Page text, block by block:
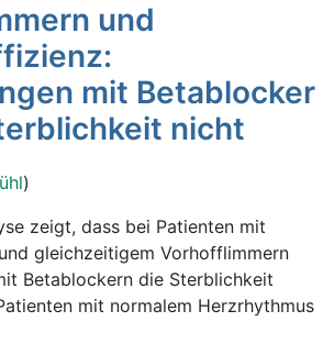
und
mit Betablocker
nicht
)
zeigt, dass bei Patienten mit
gleichzeitigem Vorhofflimmern
Betablockern die Sterblichkeit
mit normalem Herzrhythmus